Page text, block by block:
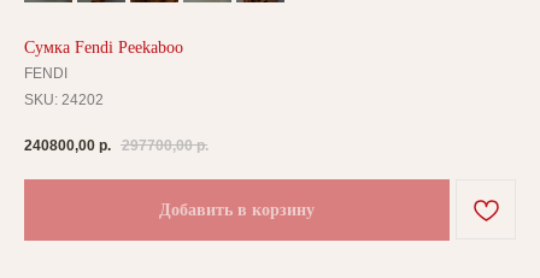
Сумка Fendi Peekaboo
FENDI
SKU: 24202
240800,00 р. 297700,00 р.
Добавить в корзину